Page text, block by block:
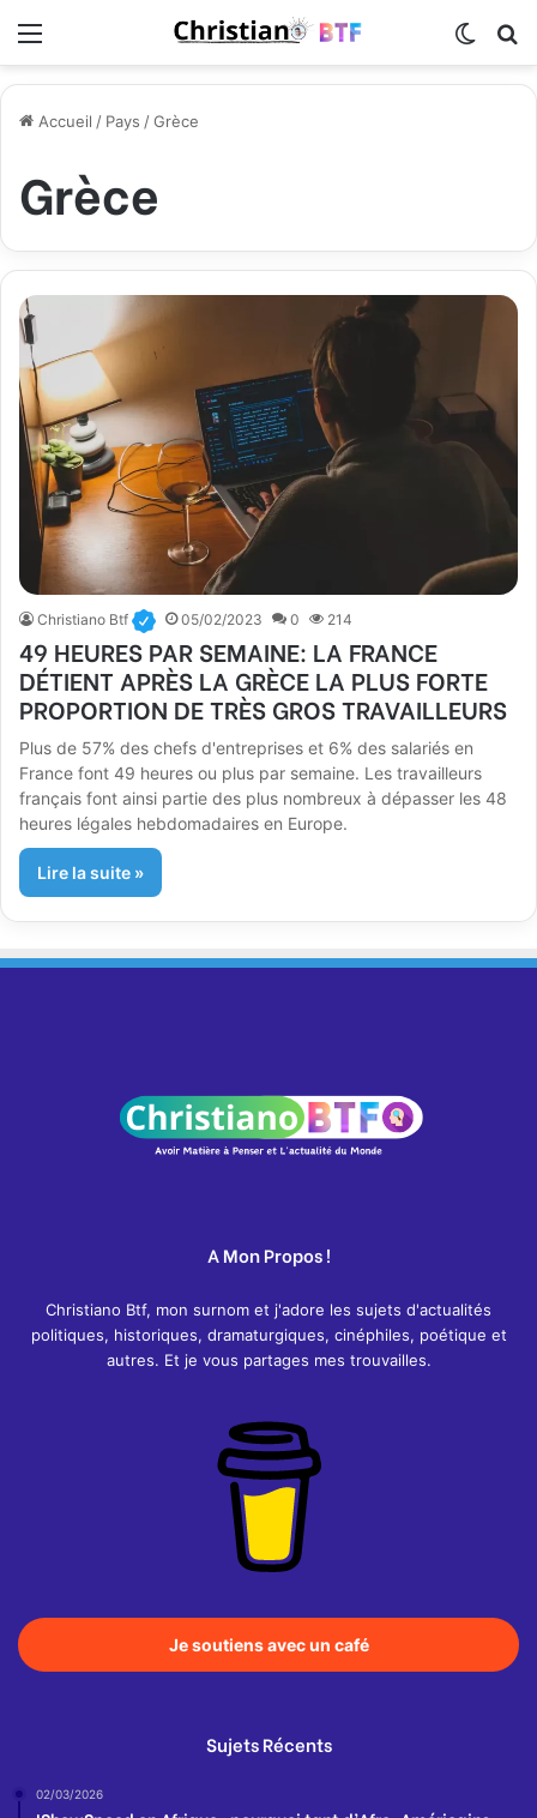
Accueil / Pays /Grèce
Grèce
Christiano Btf 05/02/2023 0 214
49 HEURES PAR SEMAINE: LA FRANCE
DÉTIENT APRÈS LA GRÈCE LA PLUS FORTE
PROPORTION DE TRÈS GROS TRAVAILLEURS
Plus de 57% des chefs d'entreprises et 6% des salariés en
France font 49 heures ou plus par semaine. Les travailleurs
français font ainsi partie des plus nombreux à dépasser les 48
heures légales hebdomadaires en Europe.
Lire la suite »
A Mon Propos !
Christiano Btf, mon surnom et j'adore les sujets d'actualités
politiques, historiques, dramaturgiques, cinéphiles, poétique et
autres. Et je vous partages mes trouvailles.
Je soutiens avec un café
Sujets Récents
02/03/2026